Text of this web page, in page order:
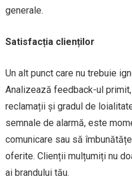
generale.
Satisfacția clienților
Un alt punct care nu trebuie
Analizează feedback-ul
reclamații și gradul de
semnale de alarmă, este
comunicare sau să
oferite. Clienții mulțumiți nu
ai brandului tău.